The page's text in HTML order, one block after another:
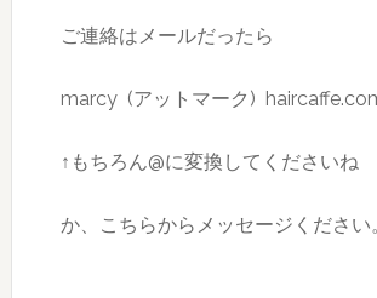
ご連絡はメールだったら
marcy (アットマーク)
↑もちろん@に変換してくださいね
か、こちらからメッセージください